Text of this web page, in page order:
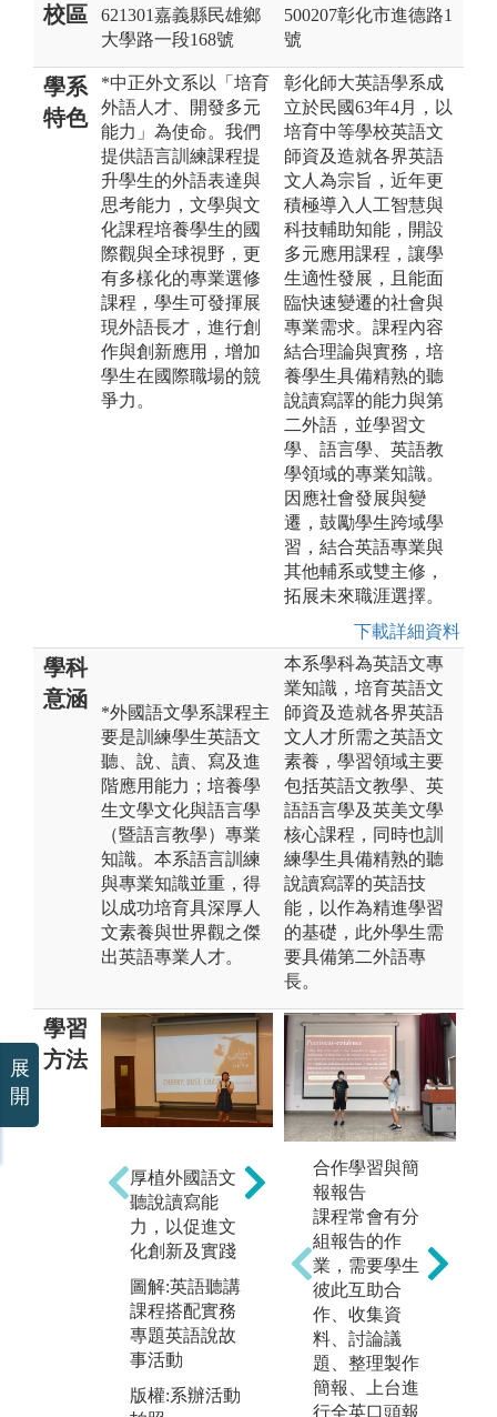
校區
621301嘉義縣民雄鄉
大學路一段168號
500207彰化市進德路1
號
學系
特色
*中正外文系以「培育
外語人才、開發多元
能力」為使命。我們
提供語言訓練課程提
升學生的外語表達與
思考能力，文學與文
化課程培養學生的國
際觀與全球視野，更
有多樣化的專業選修
課程，學生可發揮展
現外語長才，進行創
作與創新應用，增加
學生在國際職場的競
爭力。
彰化師大英語學系成
立於民國63年4月，以
培育中等學校英語文
師資及造就各界英語
文人為宗旨，近年更
積極導入人工智慧與
科技輔助知能，開設
多元應用課程，讓學
生適性發展，且能面
臨快速變遷的社會與
專業需求。課程內容
結合理論與實務，培
養學生具備精熟的聽
說讀寫譯的能力與第
二外語，並學習文
學、語言學、英語教
學領域的專業知識。
因應社會發展與變
遷，鼓勵學生跨域學
習，結合英語專業與
其他輔系或雙主修，
拓展未來職涯選擇。
下載詳細資料
學科
意涵
*外國語文學系課程主
要是訓練學生英語文
聽、說、讀、寫及進
階應用能力；培養學
生文學文化與語言學
（暨語言教學）專業
知識。本系語言訓練
與專業知識並重，得
以成功培育具深厚人
文素養與世界觀之傑
出英語專業人才。
本系學科為英語文專
業知識，培育英語文
師資及造就各界英語
文人才所需之英語文
素養，學習領域主要
包括英語文教學、英
語語言學及英美文學
核心課程，同時也訓
練學生具備精熟的聽
說讀寫譯的英語技
能，以作為精進學習
的基礎，此外學生需
要具備第二外語專
長。
學習
方法
厚植外國語文
聽說讀寫能
力，以促進文
化創新及實踐
圖解:英語聽講
課程搭配實務
專題英語說故
事活動
版權:系辦活動
培養分析思辨
能力，有效整
合知識，以拓
展跨領域學習
及研究
圖解:學術寫作
入門課程配合
成果展活動
版權:課程活動
紀錄
合作學習與簡
報報告
課程常會有分
組報告的作
業，需要學生
彼此互助合
作、收集資
料、討論議
題、整理製作
簡報、上台進
行全英口頭報
展
開